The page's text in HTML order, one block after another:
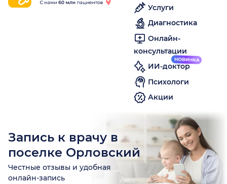
Услуги
Диагностика
Онлайн-
консультации
ИИ-доктор
Психологи
Акции
Запись к врачу в
поселке Орловский
Честные отзывы и удобная
онлайн-запись